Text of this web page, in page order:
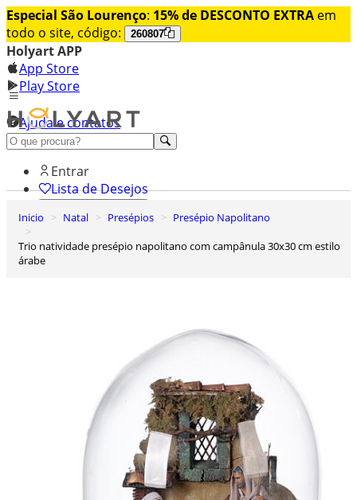
Especial São Lourenço: 15% de DESCONTO EXTRA em
todo o site, código:
260807
Holyart APP
App Store
Play Store
Ajuda e contatos
Conheça premium
Entrar
Lista de Desejos
Inicio Natal Presépios
Presépio Napolitano
Trio natividade presépio napolitano com campânula 30x30 cm estilo
árabe